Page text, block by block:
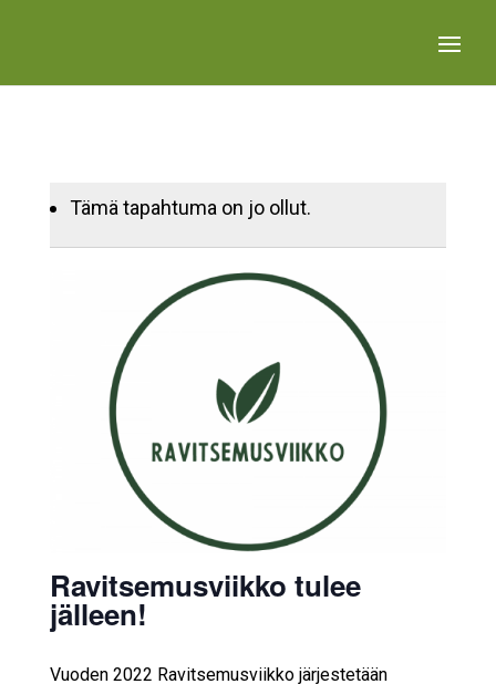
Tämä tapahtuma on jo ollut.
Ravitsemusviikko tulee
jälleen!
Vuoden 2022 Ravitsemusviikko järjestetään